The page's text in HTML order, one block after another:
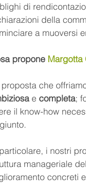
di
della
a muoversi
propone Margotta
che
e completa;
il know-how
i nostri
manageriale
concreti